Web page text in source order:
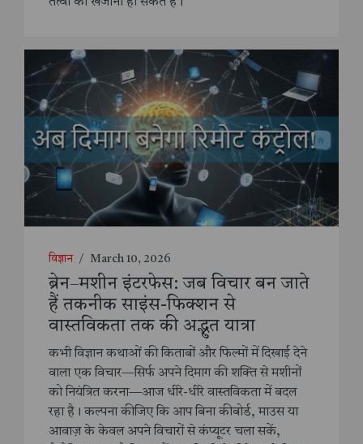
विज्ञान / March 10, 2026
ब्रेन–मशीन इंटरफेस: जब विचार बन जाते
हैं तकनीक साइंस-फिक्शन से
वास्तविकता तक की अद्भुत यात्रा
कभी विज्ञान कथाओं की किताबों और फिल्मों में दिखाई देने
वाला एक विचार—सिर्फ अपने दिमाग की शक्ति से मशीनों
को नियंत्रित करना—आज धीरे-धीरे वास्तविकता में बदल
रहा है। कल्पना कीजिए कि आप बिना कीबोर्ड, माउस या
आवाज़ के केवल अपने विचारों से कंप्यूटर चला सकें,